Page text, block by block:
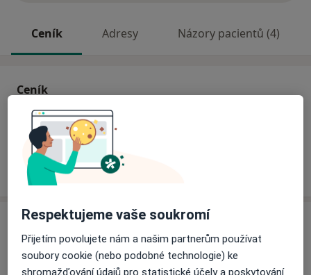
Ceník Adresy Názory pacientů (4)
Ceník
Informace o službách a cenách nejsou k dispozici
Tento specialista ještě nepřidával žádné informace o
Adresa
Praktický lékař pro děti a dorost
Sokolská 522, Němčice nad Hanou79827
Respektujeme vaše soukromí
Přijetím povolujete nám a našim partnerům používat
soubory cookie (nebo podobné technologie) ke
shromažďování údajů pro statistické účely a poskytování